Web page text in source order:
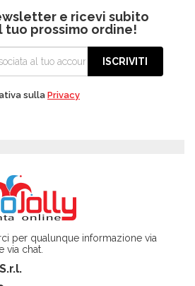
e ricevi subito
tuo prossimo ordine!
ISCRIVITI
sulla Privacy
per qualunque informazione via
via chat.